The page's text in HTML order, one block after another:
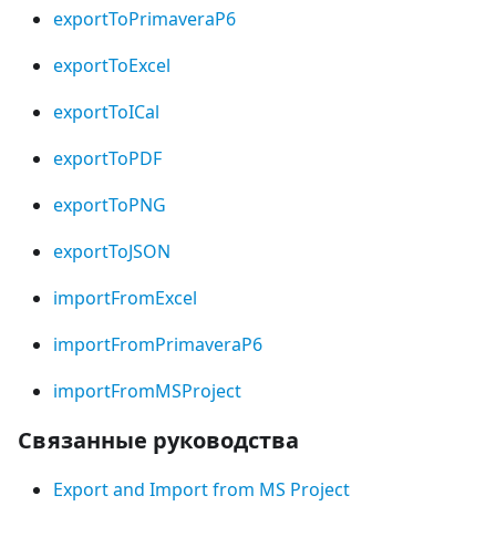
exportToPrimaveraP6
exportToExcel
exportToICal
exportToPDF
exportToPNG
exportToJSON
importFromExcel
importFromPrimaveraP6
importFromMSProject
Связанные руководства
Export and Import from MS Project